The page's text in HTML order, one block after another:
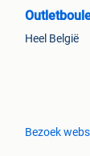
Heel België
Bezoek